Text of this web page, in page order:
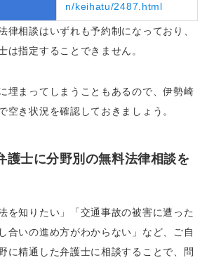
n/keihatu/2487.html
律相談はいずれも予約制になっており、
は指定することできません。
埋まってしまうこともあるので、伊勢崎
空き状況を確認しておきましょう。
護士に分野別の無料法律相談を
を知りたい」「交通事故の被害に遭った
合いの進め方がわからない」など、ご自
に精通した弁護士に相談することで、問